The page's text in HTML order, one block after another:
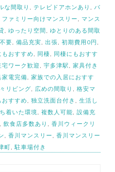
な間取り , テレビドアホンあり , バ
ファミリー向けマンスリー , マンス
, ゆったり空間 , ゆとりのある間取
要, 備品充実, 出張, 初期費用0円 ,
もおすすめ , 同棲, 同棲にもおすす
宅ワーク歓迎 , 宇多津駅 , 家具付き
家電完備, 家族での入居におすす
リビング, 広めの間取り , 格安マ
すすめ, 独立洗面台付き , 生活し
着いた環境, 複数人可能, 設備充
, 飲食店多数あり , 香川ウィークリ
, 香川マンスリー , 香川マンスリー
町,駐車場付き